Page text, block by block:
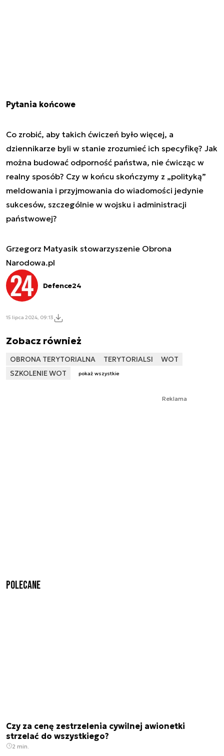
Pytania końcowe
Co zrobić, aby takich ćwiczeń było więcej, a
dziennikarze byli w stanie zrozumieć ich specyfikę? Jak
można budować odporność państwa, nie ćwicząc w
realny sposób? Czy w końcu skończymy z „polityką”
meldowania i przyjmowania do wiadomości jedynie
sukcesów, szczególnie w wojsku i administracji
państwowej?
Grzegorz Matyasik stowarzyszenie Obrona
Narodowa.pl
Defence24
15 lipca 2024, 09:13
Zobacz również
OBRONA TERYTORIALNA TERYTORIALSI
WOT
SZKOLENIE WOT
pokaż wszystkie
Reklama
Polecane
Czy za cenę zestrzelenia cywilnej awionetki
strzelać do wszystkiego?
2 min.